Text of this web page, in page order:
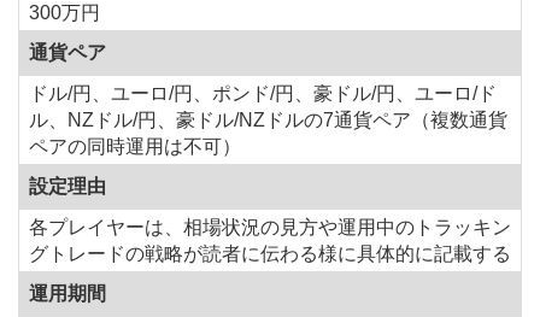
300万円
通貨ペア
ドル/円、ユーロ/円、ポンド/円、豪ドル/円、ユーロ/ド
ル、NZドル/円、豪ドル/NZドルの7通貨ペア（複数通貨
ペアの同時運用は不可）
設定理由
各プレイヤーは、相場状況の見方や運用中のトラッキン
グトレードの戦略が読者に伝わる様に具体的に記載する
運用期間